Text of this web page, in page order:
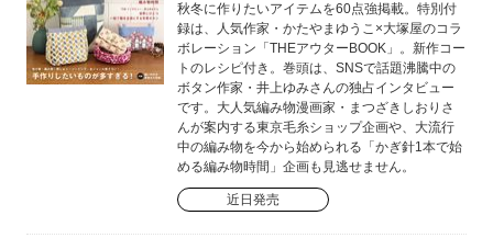
秋冬に作りたいアイテムを60点強掲載。特別付
録は、人気作家・かたやまゆうこ×大塚屋のコラ
ボレーション「THEアウターBOOK」。新作コー
トのレシピ付き。巻頭は、SNSで話題沸騰中の
ボタン作家・井上ゆみさんの独占インタビュー
です。大人気編み物漫画家・まつざきしおりさ
んが案内する東京毛糸ショップ企画や、大流行
中の編み物を今から始められる「かぎ針1本で始
める編み物時間」企画も見逃せません。
近日発売